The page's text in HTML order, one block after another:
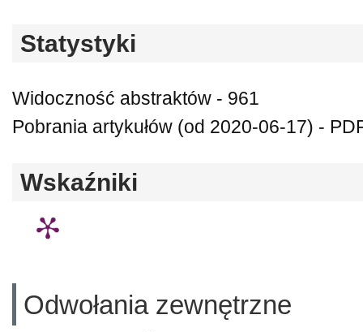
Statystyki
Widoczność abstraktów - 961
Pobrania artykułów (od 2020-06-17) -
Wskaźniki
Odwołania zewnętrzne